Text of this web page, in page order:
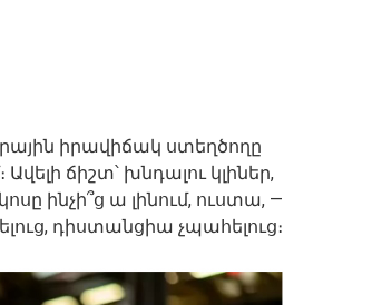
իրավիճակ ստեղծողը
ճիշտ՝ խնդալու կլիներ,
ինչի՞ց ա լինում, ուստա, —
դիստանցիա չպահելուց։